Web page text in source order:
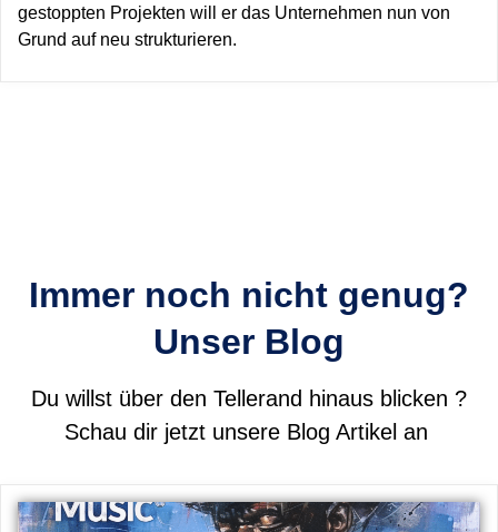
gestoppten Projekten will er das Unternehmen nun von
Grund auf neu strukturieren.
Immer noch nicht genug?
Unser Blog
Du willst über den Tellerand hinaus blicken ?
Schau dir jetzt unsere Blog Artikel an